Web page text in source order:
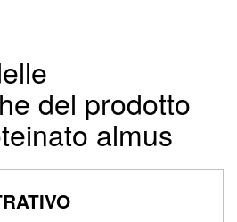
del prodotto
almus